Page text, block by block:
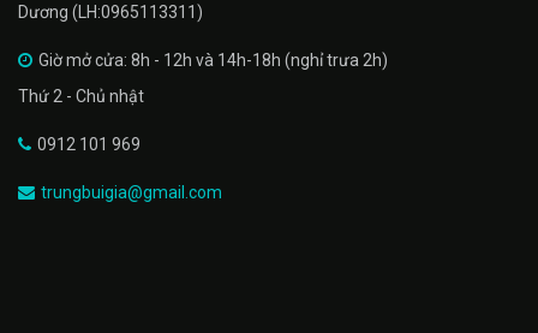
Dương (LH:0965113311)
Giờ mở cửa: 8h - 12h và 14h-18h (nghỉ trưa 2h)
Thứ 2 - Chủ nhật
0912 101 969
trungbuigia@gmail.com